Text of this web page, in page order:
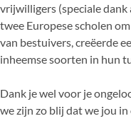
vrijwilligers (speciale dank
twee Europese scholen om
van bestuivers, creëerde
inheemse soorten in hun
Dank je wel voor je
we zijn zo blij dat we jou